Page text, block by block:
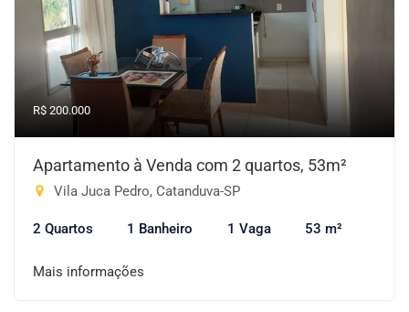
R$ 200.000
Apartamento à Venda com 2 quartos, 53m²
Vila Juca Pedro, Catanduva-SP
2 Quartos 1 Banheiro 1 Vaga 53 m²
Mais informações